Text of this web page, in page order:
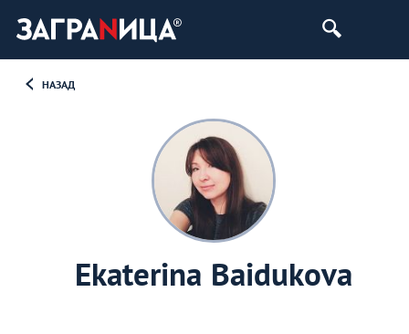
НАЗАД
Ekaterina Baidukova